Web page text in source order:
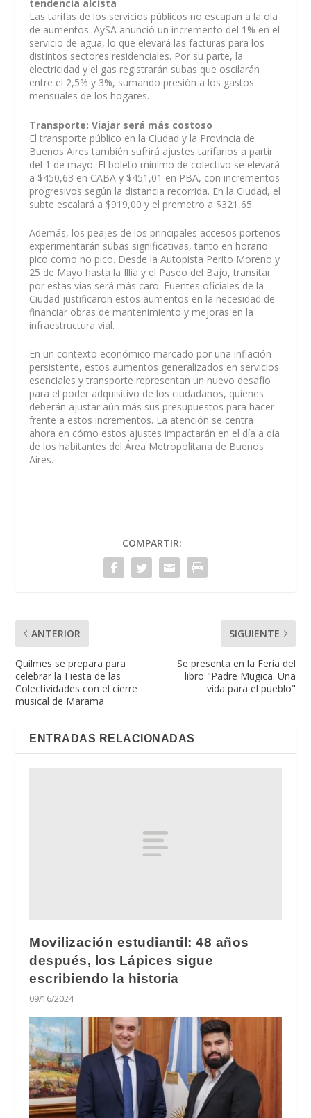
tendencia alcista
Las tarifas de los servicios públicos no escapan a la ola
de aumentos. AySA anunció un incremento del 1% en el
servicio de agua, lo que elevará las facturas para los
distintos sectores residenciales. Por su parte, la
electricidad y el gas registrarán subas que oscilarán
entre el 2,5% y 3%, sumando presión a los gastos
mensuales de los hogares.
Transporte: Viajar será más costoso
El transporte público en la Ciudad y la Provincia de
Buenos Aires también sufrirá ajustes tarifarios a partir
del 1 de mayo. El boleto mínimo de colectivo se elevará
a $450,63 en CABA y $451,01 en PBA, con incrementos
progresivos según la distancia recorrida. En la Ciudad, el
subte escalará a $919,00 y el premetro a $321,65.
Además, los peajes de los principales accesos porteños
experimentarán subas significativas, tanto en horario
pico como no pico. Desde la Autopista Perito Moreno y
25 de Mayo hasta la Illia y el Paseo del Bajo, transitar
por estas vías será más caro. Fuentes oficiales de la
Ciudad justificaron estos aumentos en la necesidad de
financiar obras de mantenimiento y mejoras en la
infraestructura vial.
En un contexto económico marcado por una inflación
persistente, estos aumentos generalizados en servicios
esenciales y transporte representan un nuevo desafío
para el poder adquisitivo de los ciudadanos, quienes
deberán ajustar aún más sus presupuestos para hacer
frente a estos incrementos. La atención se centra
ahora en cómo estos ajustes impactarán en el día a día
de los habitantes del Área Metropolitana de Buenos
Aires.
COMPARTIR:
ANTERIOR
Quilmes se prepara para
celebrar la Fiesta de las
Colectividades con el cierre
musical de Marama
SIGUIENTE
Se presenta en la Feria del
libro "Padre Mugica. Una
vida para el pueblo"
ENTRADAS RELACIONADAS
Movilización estudiantil: 48 años
después, los Lápices sigue
escribiendo la historia
09/16/2024